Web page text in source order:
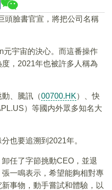
頭臉書官宣，將把公司名稱
元宇宙的決心。而這番操作
，2021年也被許多人稱為
、騰訊（00700.HK）、快
）等國内外眾多知名大
也要追溯到2021年。
任了字節挑動CEO，並退
一鳴表示，希望能夠相對專
事物，動手嘗試和體驗，以